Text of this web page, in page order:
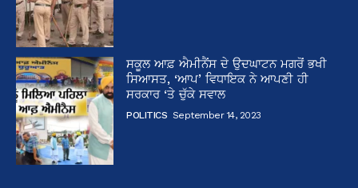
ਸਕੂਲ ਆਫ਼ ਐਮੀਨੈਂਸ ਦੇ ਉਦਘਾਟਨ ਮਗਰੋਂ ਭਖੀ
ਸਿਆਸਤ, ‘ਆਪ’ ਵਿਧਾਇਕ ਨੇ ਆਪਣੀ ਹੀ
ਸਰਕਾਰ ‘ਤੇ ਚੁੱਕੇ ਸਵਾਲ
POLITICS September 14, 2023